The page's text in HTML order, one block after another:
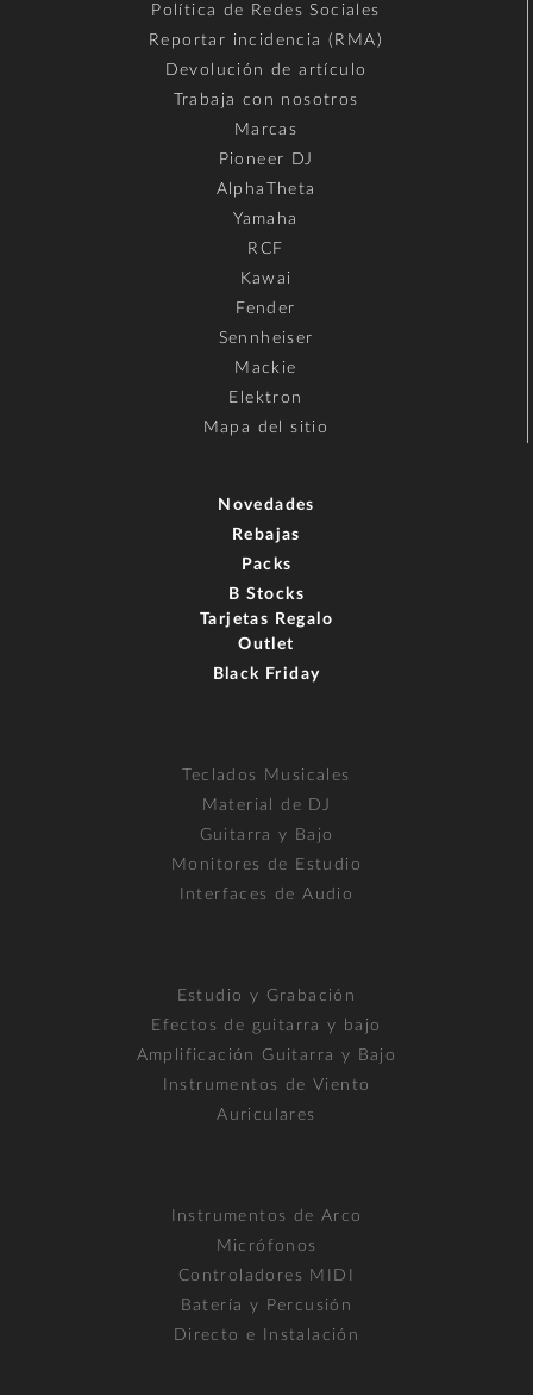
Política de Redes Sociales
Reportar incidencia (RMA)
Devolución de artículo
Trabaja con nosotros
Marcas
Pioneer DJ
AlphaTheta
Yamaha
RCF
Kawai
Fender
Sennheiser
Mackie
Elektron
Mapa del sitio
Novedades
Rebajas
Packs
B Stocks
Tarjetas Regalo
Outlet
Black Friday
Teclados Musicales
Material de DJ
Guitarra y Bajo
Monitores de Estudio
Interfaces de Audio
Estudio y Grabación
Efectos de guitarra y bajo
Amplificación Guitarra y Bajo
Instrumentos de Viento
Auriculares
Instrumentos de Arco
Micrófonos
Controladores MIDI
Batería y Percusión
Directo e Instalación